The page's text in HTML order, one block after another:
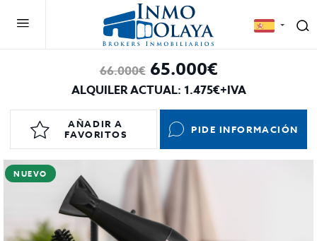
66.000€65.000€
ALQUILER ACTUAL: 1.475€+IVA
AÑADIR A
FAVORITOS
PIDE INFORMACIÓN
NUEVO